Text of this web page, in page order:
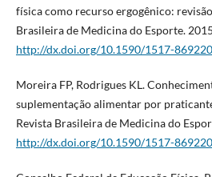
física como recurso ergogênico:
Brasileira de Medicina do Esporte.
http://dx.doi.org/10.1590/1517-
Moreira FP, Rodrigues KL.
suplementação alimentar por
Revista Brasileira de Medicina do
http://dx.doi.org/10.1590/1517-